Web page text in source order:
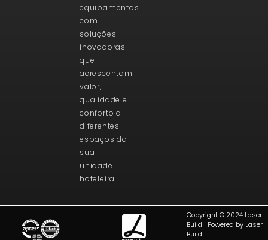
equipamentos
com
soluções
inovadoras
que
acrescentam
valor,
qualidade e
conforto a
diferentes
espaços da
sua
unidade
hoteleira.
Copyright © 2024 Laser
Build | Powered by Laser
Build